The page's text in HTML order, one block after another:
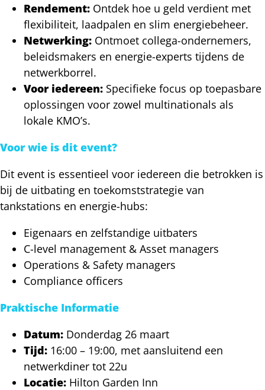
Rendement: Ontdek hoe u geld verdient met
flexibiliteit, laadpalen en slim energiebeheer.
Netwerking: Ontmoet collega-ondernemers,
beleidsmakers en energie-experts tijdens de
netwerkborrel.
Voor iedereen: Specifieke focus op toepasbare
oplossingen voor zowel multinationals als
lokale KMO’s.
Voor wie is dit event?
Dit event is essentieel voor iedereen die betrokken is
bij de uitbating en toekomststrategie van
tankstations en energie-hubs:
Eigenaars en zelfstandige uitbaters
C-level management & Asset managers
Operations & Safety managers
Compliance officers
Praktische Informatie
Datum: Donderdag 26 maart
Tijd: 16:00 – 19:00, met aansluitend een
netwerkdiner tot 22u
Locatie: Hilton Garden Inn